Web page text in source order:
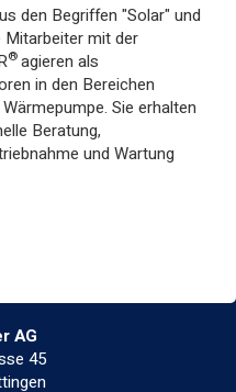
den Begriffen "Solar" und
Mitarbeiter mit der
®agieren als
in den Bereichen
Sie erhalten
Beratung,
und Wartung
AG
45